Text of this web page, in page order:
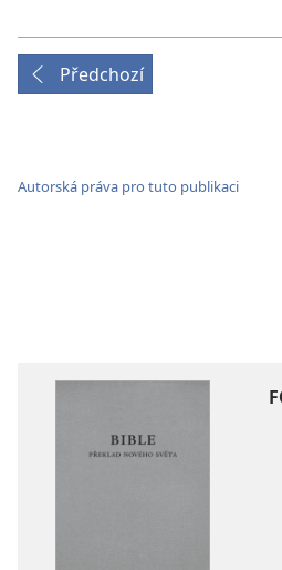
Předchozí
Autorská práva pro tuto publikaci